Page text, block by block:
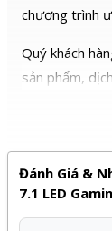
chương trình
Quý khách
sản phẩm,
Đánh Giá &
7.1 LED
• Mic
• Sensitivity: -
• Impedance:
• Nguồn cấp
• Chip âm
• Âm thanh